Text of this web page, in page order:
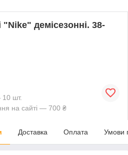
"Nike" демісезонні. 38-
шт.
на сайті — 700 ₴
Доставка Оплата Умови